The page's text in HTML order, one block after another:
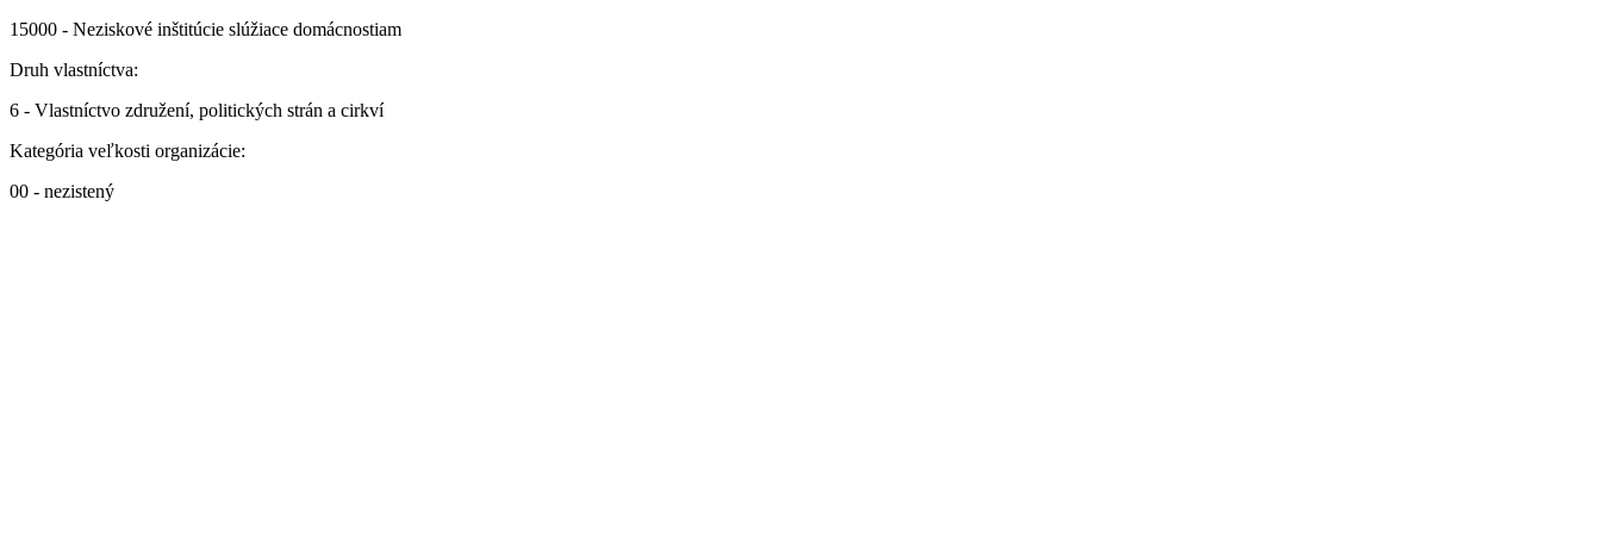
15000 - Neziskové inštitúcie slúžiace domácnostiam
Druh vlastníctva:
6 - Vlastníctvo združení, politických strán a cirkví
Kategória veľkosti organizácie:
00 - nezistený